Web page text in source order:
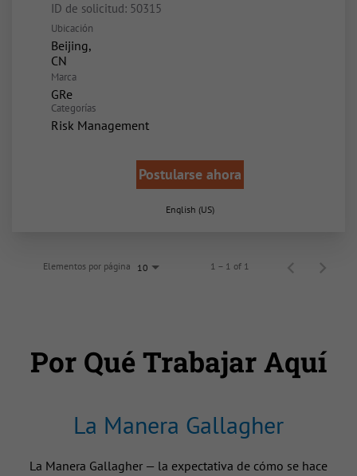
ID de solicitud: 50315
Ubicación
Beijing,
Marca
GRe
Categorías
Risk Management
Postularse ahora
English (US)
Elementos por página 10 1 – 1 of 1
Por Qué Trabajar Aquí
La Manera Gallagher
La Manera Gallagher — la expectativa de cómo se hace